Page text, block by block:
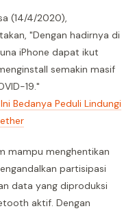
(14/4/2020),
"Dengan hadirnya di
iPhone dapat ikut
semakin masif
19."
Bedanya Peduli Lindungi
mampu menghentikan
partisipasi
data yang diproduksi
aktif. Dengan